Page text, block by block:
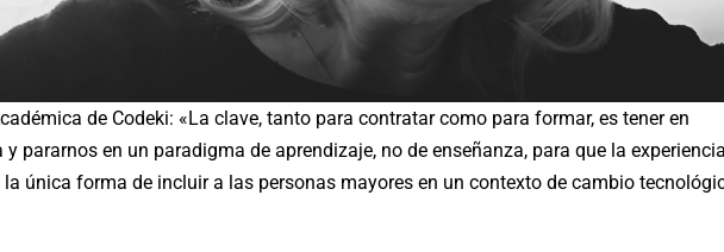
de Codeki: «La clave, tanto para contratar como para formar, es tener en
pararnos en un paradigma de aprendizaje, no de enseñanza, para que la experiencia
única forma de incluir a las personas mayores en un contexto de cambio